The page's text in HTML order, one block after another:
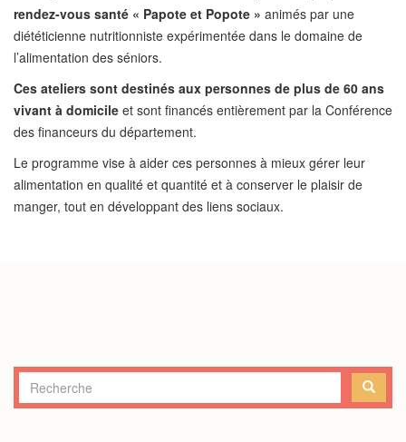
rendez-vous santé « Papote et Popote » animés par une
diététicienne nutritionniste expérimentée dans le domaine de
l’alimentation des séniors.
Ces ateliers sont destinés aux personnes de plus de 60 ans
vivant à domicile et sont financés entièrement par la Conférence
des financeurs du département.
Le programme vise à aider ces personnes à mieux gérer leur
alimentation en qualité et quantité et à conserver le plaisir de
manger, tout en développant des liens sociaux.
Formulaire
de